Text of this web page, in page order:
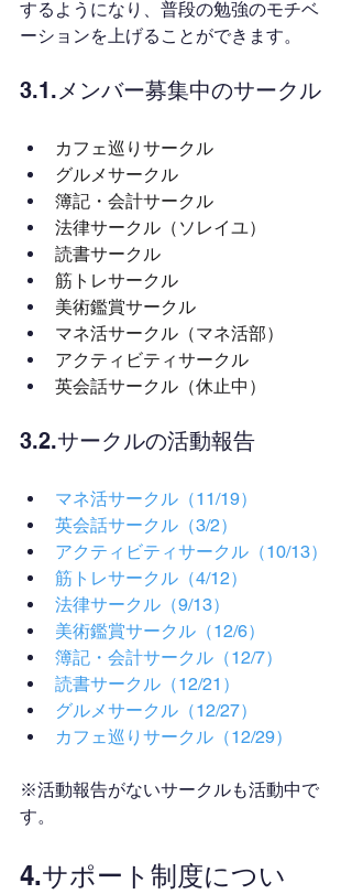
するようになり、普段の勉強のモチベ
ーションを上げることができます。
3.1.メンバー募集中のサークル
カフェ巡りサークル
グルメサークル
簿記・会計サークル
法律サークル（ソレイユ）
読書サークル
筋トレサークル
美術鑑賞サークル
マネ活サークル（マネ活部）
アクティビティサークル
英会話サークル（休止中）
3.2.サークルの活動報告
マネ活サークル（11/19）
英会話サークル（3/2）
アクティビティサークル（10/13）
筋トレサークル（4/12）
法律サークル（9/13）
美術鑑賞サークル（12/6）
簿記・会計サークル（12/7）
読書サークル（12/21）
グルメサークル（12/27）
カフェ巡りサークル（12/29）
※活動報告がないサークルも活動中で
す。
4.サポート制度につい